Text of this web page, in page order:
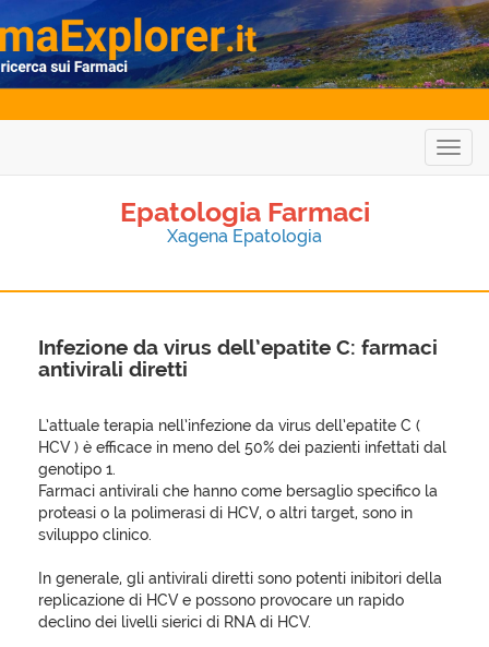
Epatologia Farmaci
Xagena Epatologia
Infezione da virus dell’epatite C: farmaci
antivirali diretti
L’attuale terapia nell’infezione da virus dell’epatite C (
HCV ) è efficace in meno del 50% dei pazienti infettati dal
genotipo 1.
Farmaci antivirali che hanno come bersaglio specifico la
proteasi o la polimerasi di HCV, o altri target, sono in
sviluppo clinico.
In generale, gli antivirali diretti sono potenti inibitori della
replicazione di HCV e possono provocare un rapido
declino dei livelli sierici di RNA di HCV.